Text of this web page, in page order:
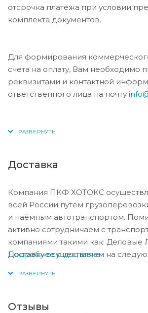
отсрочка платежа при условии
комплекта документов.
Для формирования
счета на оплату, Вам необходимо
реквизитами и контактной
ответственного лица на почту
Доставка
Компания ПКФ ХОТОКС
всей России путём
и наёмным автотранспортом.
активно сотрудничаем с
компаниями такими как: Деловые
Доставку осуществляем на
Подробнее о доставке
Отзывы